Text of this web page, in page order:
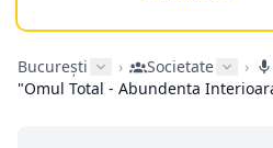
București › Societate ›